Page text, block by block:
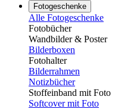
Fotogeschenke
Alle Fotogeschenke
Fotobücher
Wandbilder & Poster
Bilderboxen
Fotohalter
Bilderrahmen
Notizbücher
Stoffeinband mit Foto
Softcover mit Foto